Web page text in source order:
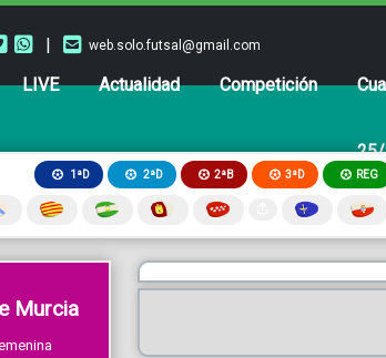
| web.solo.futsal@gmail.com
LIVE Actualidad Competición
1ªD 2ªD 2ªB 3ªD REG
Murcia